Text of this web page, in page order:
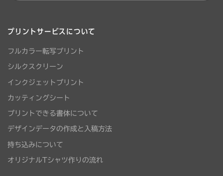
プリントサービスについて
フルカラー転写プリント
シルクスクリーン
インクジェットプリント
カッティングシート
プリントできる書体について
デザインデータの作成と入稿方法
持ち込みについて
オリジナルTシャツ作りの流れ